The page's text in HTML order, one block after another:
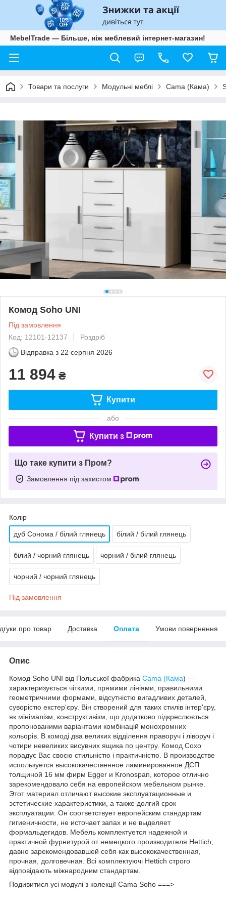
MebelTrade — Більше, ніж меблевий інтернет-магазин!
Товари та послуги Модульні меблі Cama (Кама)
Комод Soho UNI
Під замовлення
Код: 12101-12137
Роздріб
Відправка з 22 серпня 2026
11 894 ₴
Купити
або
Купити з
Що таке купити з Пром?
Замовлення під захистом
Колір
дуб Сонома / білий глянець білий / білий глянець
білий / чорний глянець чорний / білий глянець
чорний / чорний глянець
Під замовлення
про товар Доставка Оплата Умови повернення
Опис
Комод Soho UNI від Польської фабрика Cama (Кама) —
характеризується чіткими, прямими лініями, правильними
геометричними формами, відсутністю вигадливих деталей,
суворістю екстер'єру. Він створений для таких стилів інтер'єру,
як мінімалізм, конструктивізм, що додатково підкреслюється
пропонованими варіантами комбінацій монохромних
кольорів. В комоді два великих відділення праворуч і ліворуч і
чотири невеликих висувних ящика по центру. Комод Сохо
порадує Вас своєю стильністю і практичністю. В производстве
используется высококачественное ламинированное ДСП
толщиной 16 мм фирм Egger и Kronospan, которое отлично
зарекомендовало себя на европейском мебельном рынке.
Этот материал отличают высокие эксплуатационные и
эстетические характеристики, а также долгий срок
эксплуатации. Он соответствует европейским стандартам
гигиеничности, не источает запах и не выделяет
формальдегидов. Мебель комплектуется надежной и
практичной фурнитурой от немецкого производителя Hettich,
давно зарекомендовавшей себя как высококачественная,
прочная, долговечная. Всі комплектуючі Hettich строго
відповідають міжнародним стандартам.
Подивитися усі модулі з колекції Cama Soho ===>